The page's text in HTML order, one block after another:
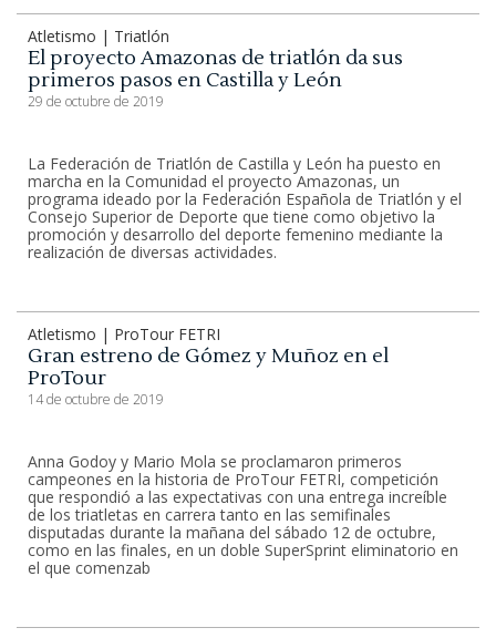
Atletismo | Triatlón
El proyecto Amazonas de triatlón da sus
primeros pasos en Castilla y León
29 de octubre de 2019
La Federación de Triatlón de Castilla y León ha puesto en
marcha en la Comunidad el proyecto Amazonas, un
programa ideado por la Federación Española de Triatlón y el
Consejo Superior de Deporte que tiene como objetivo la
promoción y desarrollo del deporte femenino mediante la
realización de diversas actividades.
Atletismo | ProTour FETRI
Gran estreno de Gómez y Muñoz en el
ProTour
14 de octubre de 2019
Anna Godoy y Mario Mola se proclamaron primeros
campeones en la historia de ProTour FETRI, competición
que respondió a las expectativas con una entrega increíble
de los triatletas en carrera tanto en las semifinales
disputadas durante la mañana del sábado 12 de octubre,
como en las finales, en un doble SuperSprint eliminatorio en
el que comenzab